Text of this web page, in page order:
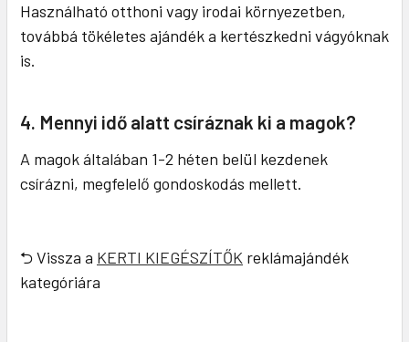
Használható otthoni vagy irodai környezetben,
továbbá tökéletes ajándék a kertészkedni vágyóknak
is.
4. Mennyi idő alatt csíráznak ki a magok?
A magok általában 1-2 héten belül kezdenek
csírázni, megfelelő gondoskodás mellett.
⮌ Vissza a KERTI KIEGÉSZÍTŐK reklámajándék
kategóriára